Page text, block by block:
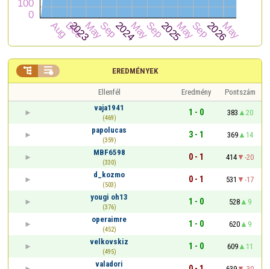
EREDMÉNYEK
 
Ellenfél Eredmény
Pontszám
vaja1941
(469)
1 - 0 383
20
papolucas
(359)
3 - 1 369
14
MBF6598
(330)
0 - 1 414
-20
d_kozmo
(503)
0 - 1 531
-17
yougi oh13
(376)
1 - 0 528
9
operaimre
(452)
1 - 0 620
9
velkovskiz
(495)
1 - 0 609
11
valadori